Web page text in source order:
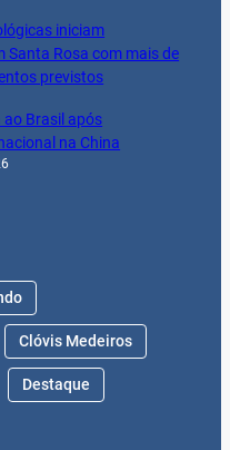
iniciam
Santa Rosa com mais de
previstos
ao Brasil após
na China
Clóvis Medeiros
Destaque